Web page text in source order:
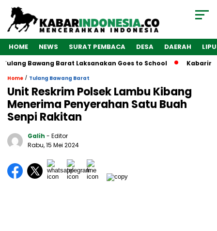
HOME NEWS SURAT PEMBACA DESA DAERAH
Bawang Barat Laksanakan Goes to School
Home / Tulang Bawang Barat
Unit Reskrim Polsek Lambu Kibang
Menerima Penyerahan Satu Buah
Senpi Rakitan
Galih - Editor
Rabu, 15 Mei 2024